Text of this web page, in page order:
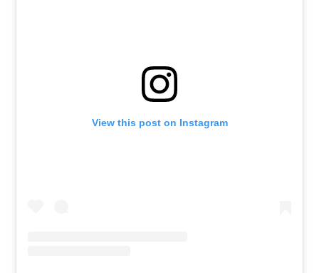
View this post on Instagram